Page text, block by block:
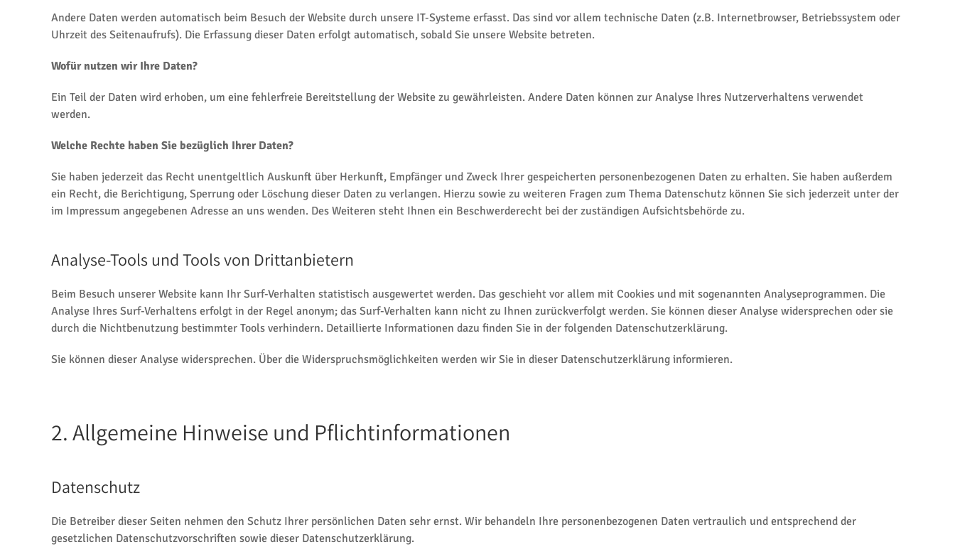
Andere Daten werden automatisch beim Besuch der Website durch unsere IT-Systeme erfasst. Das sind vor allem technische Daten (z.B. Internetbrowser, Betriebssystem oder
Uhrzeit des Seitenaufrufs). Die Erfassung dieser Daten erfolgt automatisch, sobald Sie unsere Website betreten.
Wofür nutzen wir Ihre Daten?
Ein Teil der Daten wird erhoben, um eine fehlerfreie Bereitstellung der Website zu gewährleisten. Andere Daten können zur Analyse Ihres Nutzerverhaltens verwendet
werden.
Welche Rechte haben Sie bezüglich Ihrer Daten?
Sie haben jederzeit das Recht unentgeltlich Auskunft über Herkunft, Empfänger und Zweck Ihrer gespeicherten personenbezogenen Daten zu erhalten. Sie haben außerdem
ein Recht, die Berichtigung, Sperrung oder Löschung dieser Daten zu verlangen. Hierzu sowie zu weiteren Fragen zum Thema Datenschutz können Sie sich jederzeit unter der
im Impressum angegebenen Adresse an uns wenden. Des Weiteren steht Ihnen ein Beschwerderecht bei der zuständigen Aufsichtsbehörde zu.
Analyse-Tools und Tools von Drittanbietern
Beim Besuch unserer Website kann Ihr Surf-Verhalten statistisch ausgewertet werden. Das geschieht vor allem mit Cookies und mit sogenannten Analyseprogrammen. Die
Analyse Ihres Surf-Verhaltens erfolgt in der Regel anonym; das Surf-Verhalten kann nicht zu Ihnen zurückverfolgt werden. Sie können dieser Analyse widersprechen oder sie
durch die Nichtbenutzung bestimmter Tools verhindern. Detaillierte Informationen dazu finden Sie in der folgenden Datenschutzerklärung.
Sie können dieser Analyse widersprechen. Über die Widerspruchsmöglichkeiten werden wir Sie in dieser Datenschutzerklärung informieren.
2. Allgemeine Hinweise und Pflichtinformationen
Datenschutz
Die Betreiber dieser Seiten nehmen den Schutz Ihrer persönlichen Daten sehr ernst. Wir behandeln Ihre personenbezogenen Daten vertraulich und entsprechend der
gesetzlichen Datenschutzvorschriften sowie dieser Datenschutzerklärung.